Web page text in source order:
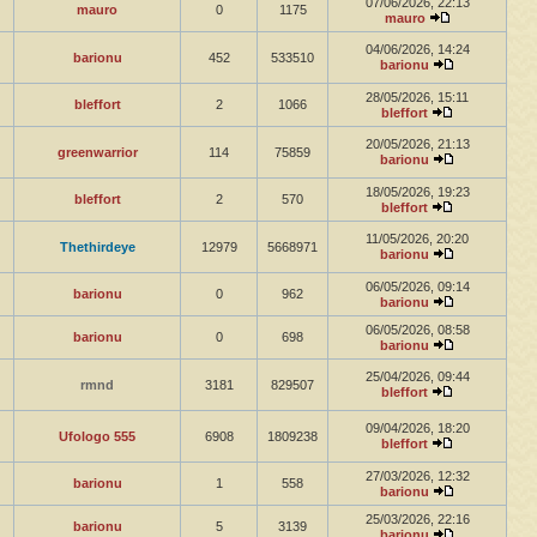
mauro 0 1175
mauro
barionu 452 533510
04/06/2026, 14:24
barionu
bleffort 2 1066
28/05/2026, 15:11
bleffort
greenwarrior 114 75859
20/05/2026, 21:13
barionu
bleffort 2 570
18/05/2026, 19:23
bleffort
Thethirdeye 12979 5668971
11/05/2026, 20:20
barionu
barionu 0 962
06/05/2026, 09:14
barionu
barionu 0 698
06/05/2026, 08:58
barionu
rmnd 3181 829507
25/04/2026, 09:44
bleffort
Ufologo 555 6908 1809238
09/04/2026, 18:20
bleffort
barionu 1 558
27/03/2026, 12:32
barionu
barionu 5 3139
25/03/2026, 22:16